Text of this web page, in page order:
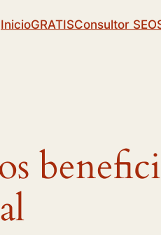
InicioGRATISConsultor SEO